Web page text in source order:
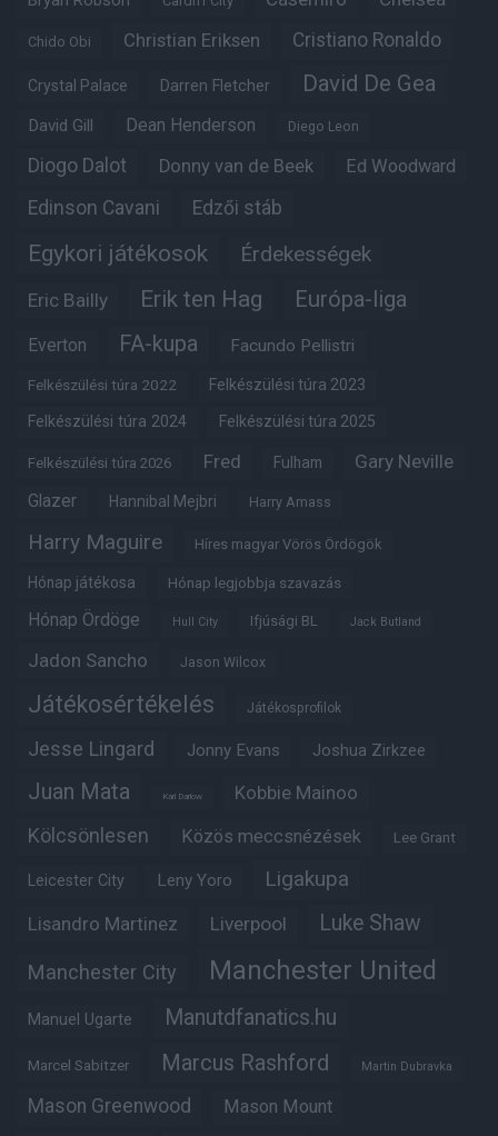
Chido Obi Christian Eriksen Cristiano Ronaldo
Crystal Palace Darren Fletcher David De Gea
David Gill Dean Henderson Diego Leon
Diogo Dalot Donny van de Beek Ed Woodward
Edinson Cavani Edzői stáb
Egykori játékosok Érdekességek
Eric Bailly Erik ten Hag Európa-liga
Everton FA-kupa Facundo Pellistri
Felkészülési túra 2022 Felkészülési túra 2023
Felkészülési túra 2024 Felkészülési túra 2025
Felkészülési túra 2026 Fred Fulham Gary Neville
Glazer Hannibal Mejbri Harry Amass
Harry Maguire Híres magyar Vörös Ördögök
Hónap játékosa Hónap legjobbja szavazás
Hónap Ördöge Hull City Ifjúsági BL Jack Butland
Jadon Sancho Jason Wilcox
Játékosértékelés Játékosprofilok
Jesse Lingard Jonny Evans Joshua Zirkzee
Juan Mata Karl Darlow Kobbie Mainoo
Kölcsönlesen Közös meccsnézések Lee Grant
Leicester City Leny Yoro Ligakupa
Lisandro Martinez Liverpool Luke Shaw
Manchester City Manchester United
Manuel Ugarte Manutdfanatics.hu
Marcel Sabitzer Marcus Rashford Martin Dubravka
Mason Greenwood Mason Mount